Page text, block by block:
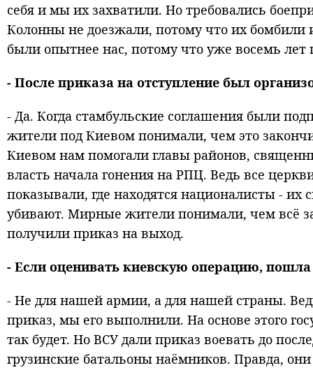
себя и мы их захватили. Но требовались
Колонны не доезжали, потому что их бомбили
были опытнее нас, потому что уже восемь
- После приказа на отступление был
- Да. Когда стамбульские соглашения были
жители под Киевом понимали, чем это
Киевом нам помогали главы районов,
власть начала гонения на РПЦ. Ведь все
показывали, где находятся националисты - их
убивают. Мирные жители понимали, чем всё
получили приказ на выход.
- Если оценивать киевскую операцию,
- Не для нашей армии, а для нашей страны.
приказ, мы его выполнили. На основе этого
так будет. Но ВСУ дали приказ воевать до
грузинские батальоны наёмников. Правда,